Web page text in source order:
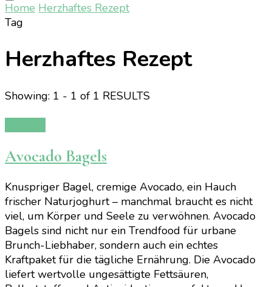
Home Herzhaftes Rezept
Tag
Herzhaftes Rezept
Showing: 1 - 1 of 1 RESULTS
Avocado Bagels
Knuspriger Bagel, cremige Avocado, ein Hauch
frischer Naturjoghurt – manchmal braucht es nicht
viel, um Körper und Seele zu verwöhnen. Avocado
Bagels sind nicht nur ein Trendfood für urbane
Brunch-Liebhaber, sondern auch ein echtes
Kraftpaket für die tägliche Ernährung. Die Avocado
liefert wertvolle ungesättigte Fettsäuren,